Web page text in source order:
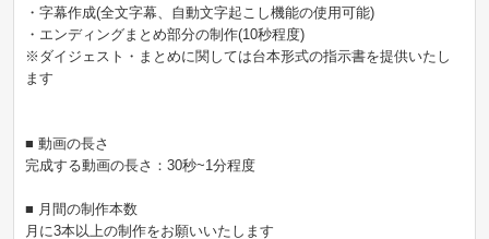
・字幕作成(全文字幕、自動文字起こし機能の使用可能)
・エンディングまとめ部分の制作(10秒程度)
※ダイジェスト・まとめに関しては台本形式の指示書を提供いたし
ます
■ 動画の長さ
完成する動画の長さ：30秒~1分程度
■ 月間の制作本数
月に3本以上の制作をお願いいたします